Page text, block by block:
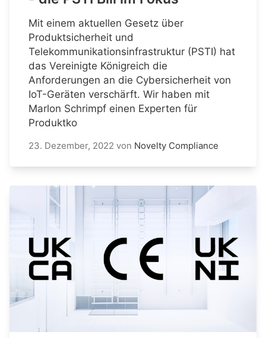
Mit einem aktuellen Gesetz über
Produktsicherheit und
Telekommunikationsinfrastruktur (PSTI) hat
das Vereinigte Königreich die
Anforderungen an die Cybersicherheit von
IoT-Geräten verschärft. Wir haben mit
Marlon Schrimpf einen Experten für
Produktko
23. Dezember, 2022 von Novelty Compliance